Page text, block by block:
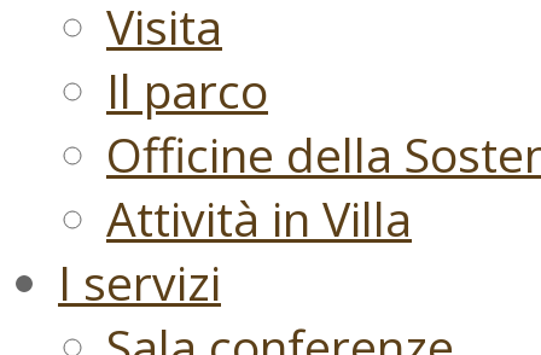
Visita
Il parco
Officine della
Attività in Villa
I servizi